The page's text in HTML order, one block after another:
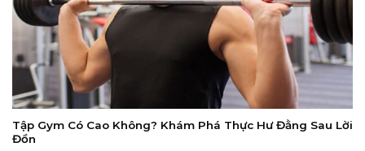
Tập Gym Có Cao Không? Khám Phá Thực Hư Đằng Sau Lời
Đồn